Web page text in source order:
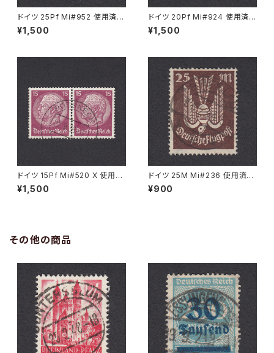
ドイツ 25Pf Mi#952 使用済み
切手｜MERKERSHAUSEN 14.
2.1948
¥1,500
ドイツ 20Pf Mi#924 使用済み
切手｜SIGLINGEN 7.11.1947
¥1,500
ドイツ 15Pf Mi#520 X 使用済
み切手｜PÖSSNECK 22.9.19
36
¥1,500
ドイツ 25M Mi#236 使用済み
切手｜BRESLAU 8.6.1923
¥900
その他の商品